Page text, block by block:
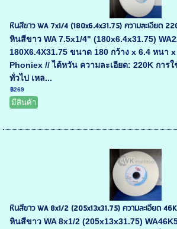
หินสีขาว WA 7x1/4 (180x6.4x31.75) ความละเอียด
หินสีขาว WA 7.5x1/4" (180x6.4x31.75)
180X6.4X31.75 ขนาด 180 กว้าง x 6.4 หนา
Phoniex // ไต้หวัน ความละเอียด: 220K การ
ทั่วไป เหล...
฿269
มีสินค้า
หินสีขาว WA 8x1/2 (205x13x31.75) ความละเอียด 46K
หินสีขาว WA 8x1/2 (205x13x31.75)